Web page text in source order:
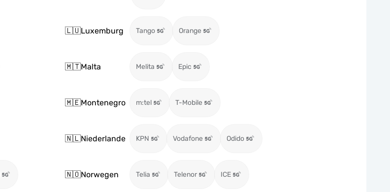
🇱🇺Luxemburg Tango Orange
🇲🇹Malta Melita Epic
🇲🇪Montenegro m:tel T-Mobile
🇳🇱Niederlande KPN Vodafone Odido
🇳🇴Norwegen Telia Telenor ICE